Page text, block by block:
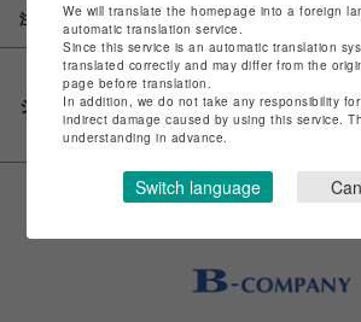
注意事項
シェアする
We will translate the homepage into a foreign
automatic translation service.
Since this service is an automatic translation
translated correctly and may differ from the
page before translation.
In addition, we do not take any responsibility
indirect damage caused by using this service.
understanding in advance.
Switch language